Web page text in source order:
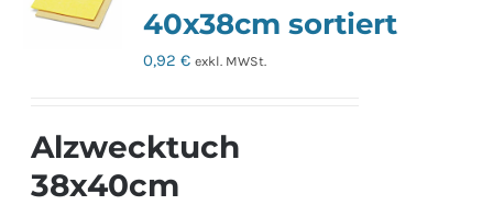
40x38cm sortiert
0,92€ exkl. MWSt.
Alzwecktuch
38x40cm